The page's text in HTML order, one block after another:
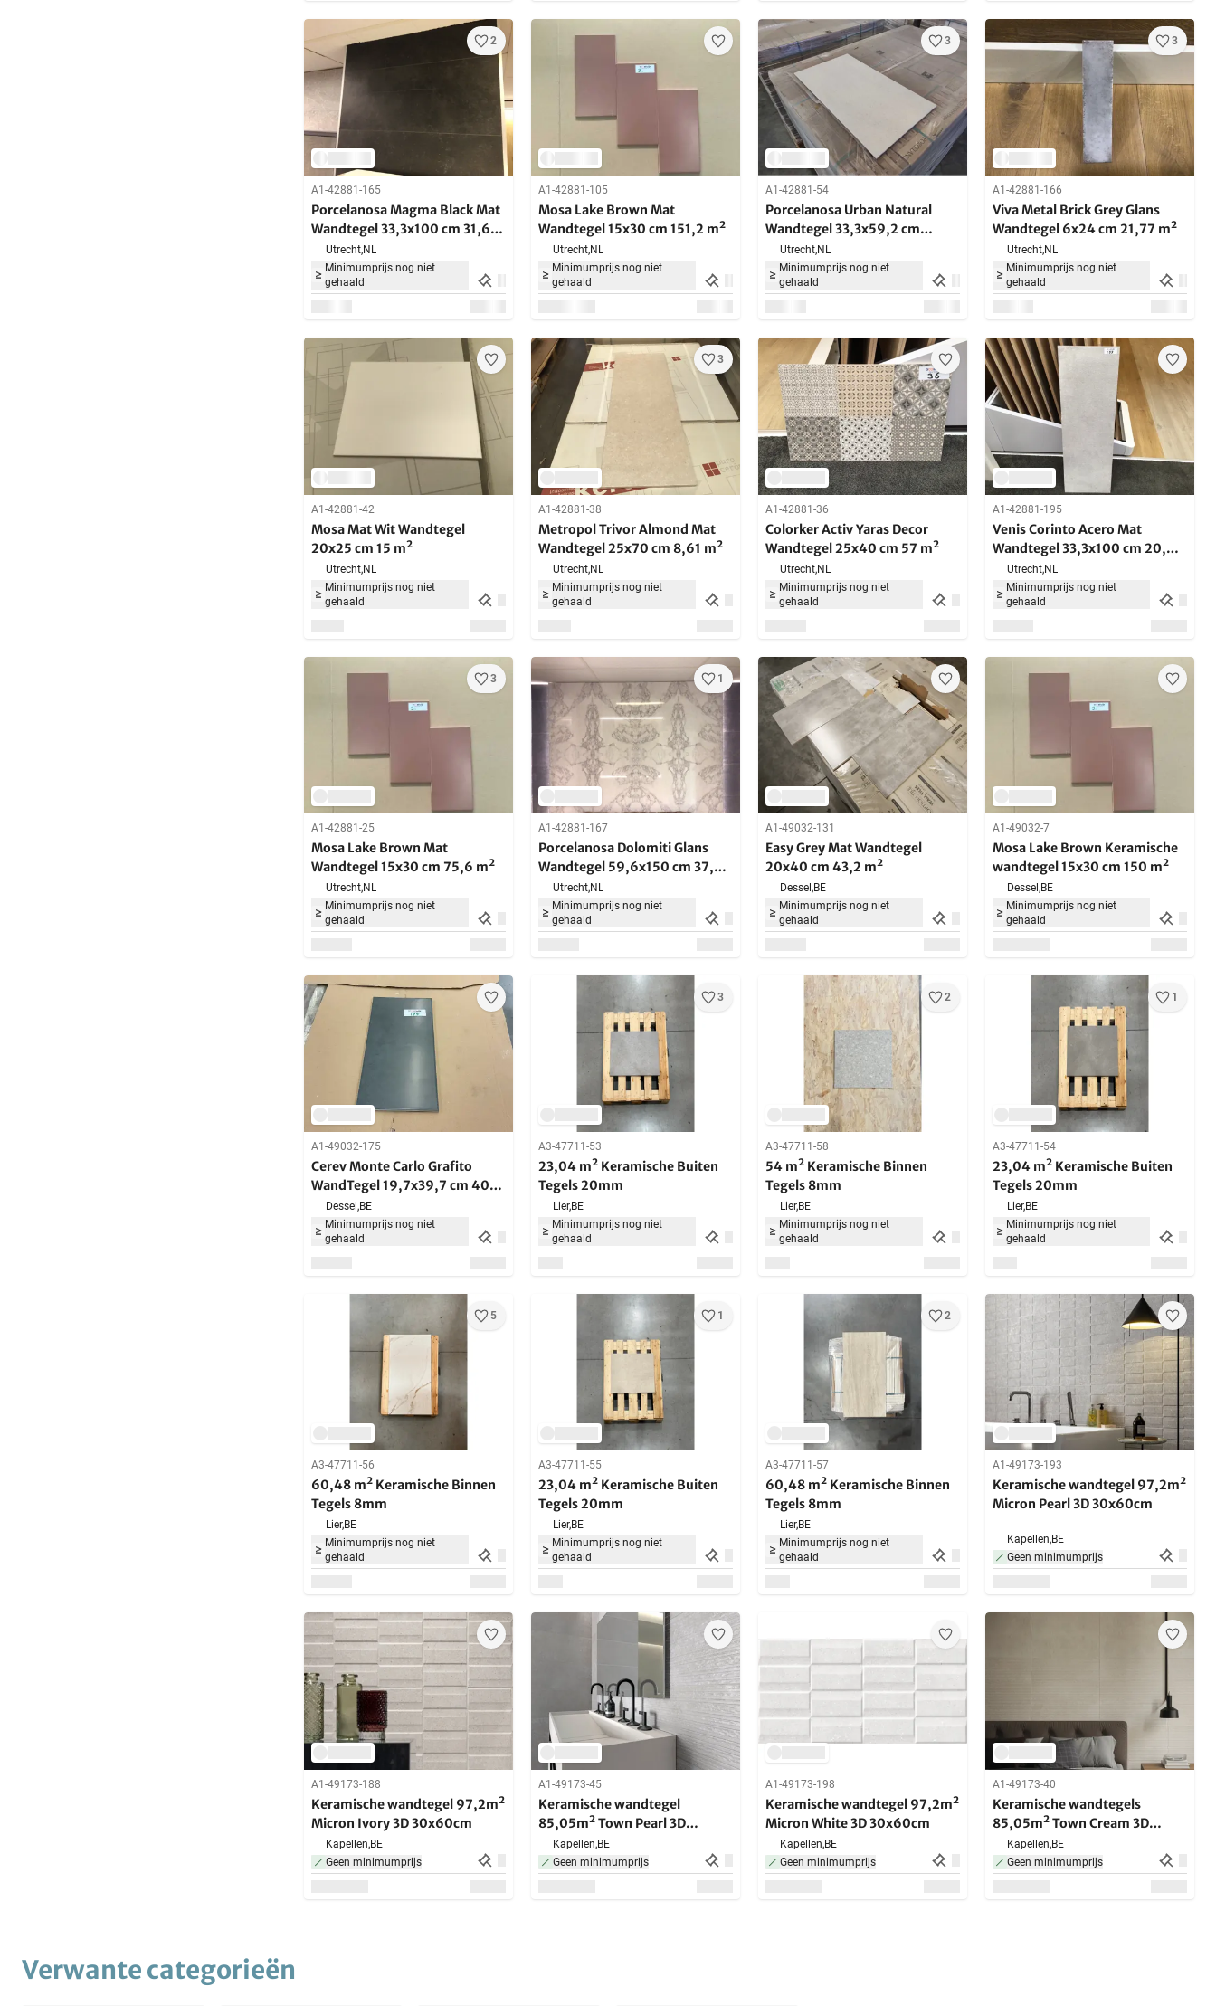
2
A1-42881-165
Porcelanosa Magma Black Mat
Wandtegel 33,3x100 cm 31,67
m²Utrecht,NL
Minimumprijs nog niet
gehaald
A1-42881-105
Mosa Lake Brown Mat
Wandtegel 15x30 cm 151,2 m²
Utrecht,NL
Minimumprijs nog niet
gehaald
3
A1-42881-54
Porcelanosa Urban Natural
Wandtegel 33,3x59,2 cm
49,68 m²
Utrecht,NL
Minimumprijs nog niet
gehaald
3
A1-42881-166
Viva Metal Brick Grey Glans
Wandtegel 6x24 cm 21,77 m²
Utrecht,NL
Minimumprijs nog niet
gehaald
A1-42881-42
Mosa Mat Wit Wandtegel
20x25 cm 15 m²
Utrecht,NL
Minimumprijs nog niet
gehaald
3
A1-42881-38
Metropol Trivor Almond Mat
Wandtegel 25x70 cm 8,61 m²
Utrecht,NL
Minimumprijs nog niet
gehaald
A1-42881-36
Colorker Activ Yaras Decor
Wandtegel 25x40 cm 57 m²
Utrecht,NL
Minimumprijs nog niet
gehaald
A1-42881-195
Venis Corinto Acero Mat
Wandtegel 33,3x100 cm 20,98
m²Utrecht,NL
Minimumprijs nog niet
gehaald
3
A1-42881-25
Mosa Lake Brown Mat
Wandtegel 15x30 cm 75,6 m²
Utrecht,NL
Minimumprijs nog niet
gehaald
1
A1-42881-167
Porcelanosa Dolomiti Glans
Wandtegel 59,6x150 cm 37,54
m²Utrecht,NL
Minimumprijs nog niet
gehaald
A1-49032-131
Easy Grey Mat Wandtegel
20x40 cm 43,2 m²
Dessel,BE
Minimumprijs nog niet
gehaald
A1-49032-7
Mosa Lake Brown Keramische
wandtegel 15x30 cm 150 m²
Dessel,BE
Minimumprijs nog niet
gehaald
A1-49032-175
Cerev Monte Carlo Grafito
WandTegel 19,7x39,7 cm 40
m²Dessel,BE
Minimumprijs nog niet
gehaald
3
A3-47711-53
23,04 m² Keramische Buiten
Tegels 20mm
Lier,BE
Minimumprijs nog niet
gehaald
2
A3-47711-58
54 m² Keramische Binnen
Tegels 8mm
Lier,BE
Minimumprijs nog niet
gehaald
1
A3-47711-54
23,04 m² Keramische Buiten
Tegels 20mm
Lier,BE
Minimumprijs nog niet
gehaald
5
A3-47711-56
60,48 m² Keramische Binnen
Tegels 8mm
Lier,BE
Minimumprijs nog niet
gehaald
1
A3-47711-55
23,04 m² Keramische Buiten
Tegels 20mm
Lier,BE
Minimumprijs nog niet
gehaald
2
A3-47711-57
60,48 m² Keramische Binnen
Tegels 8mm
Lier,BE
Minimumprijs nog niet
gehaald
A1-49173-193
Keramische wandtegel 97,2m²
Micron Pearl 3D 30x60cm
Kapellen,BE
Geen minimumprijs
A1-49173-188
Keramische wandtegel 97,2m²
Micron Ivory 3D 30x60cm
Kapellen,BE
Geen minimumprijs
A1-49173-45
Keramische wandtegel
85,05m² Town Pearl 3D
30x90cm
Kapellen,BE
Geen minimumprijs
A1-49173-198
Keramische wandtegel 97,2m²
Micron White 3D 30x60cm
Kapellen,BE
Geen minimumprijs
A1-49173-40
Keramische wandtegels
85,05m² Town Cream 3D
30x90cm
Kapellen,BE
Geen minimumprijs
Verwante categorieën